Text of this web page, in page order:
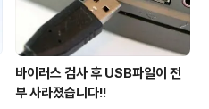
바이러스 검사 후 USB파일이 전
부 사라졌습니다!!